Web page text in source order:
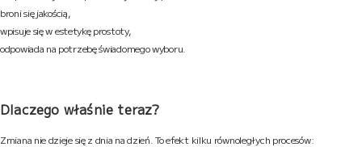
broni się jakością,
wpisuje się w estetykę prostoty,
odpowiada na potrzebę świadomego wyboru.
Dlaczego właśnie teraz?
Zmiana nie dzieje się z dnia na dzień. To efekt kilku równoległych procesów: